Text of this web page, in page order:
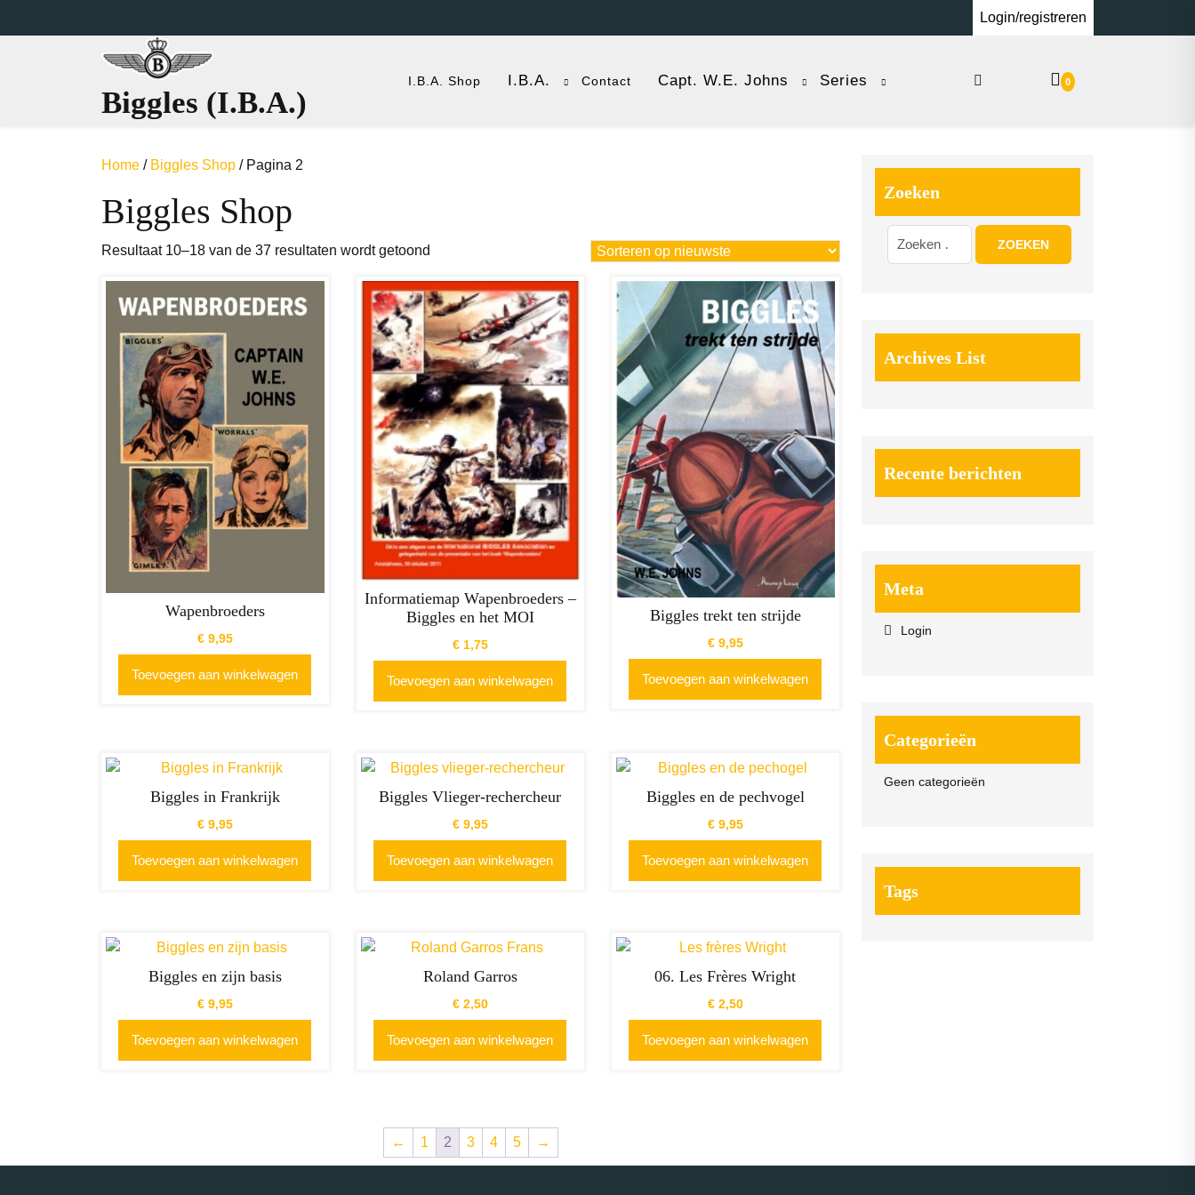
Login/registreren
Biggles (I.B.A.)
I.B.A. Shop I.B.A. Contact Capt. W.E. Johns Series 0
Home / Biggles Shop / Pagina 2
Biggles Shop
Resultaat 10–18 van de 37 resultaten wordt getoond
nieuwste
Wapenbroeders
€9,95
Toevoegen aan winkelwagen
Informatiemap Wapenbroeders –
Biggles en het MOI
€1,75
Toevoegen aan winkelwagen
Biggles trekt ten strijde
€9,95
Toevoegen aan winkelwagen
Biggles in Frankrijk
€9,95
Toevoegen aan winkelwagen
Biggles Vlieger-rechercheur
€9,95
Toevoegen aan winkelwagen
Biggles en de pechvogel
€9,95
Toevoegen aan winkelwagen
Biggles en zijn basis
€9,95
Toevoegen aan winkelwagen
Roland Garros
€2,50
Toevoegen aan winkelwagen
06. Les Frères Wright
€2,50
Toevoegen aan winkelwagen
← 1 2 3 4 5 →
Zoeken
Archives List
Recente berichten
Meta
Login
Categorieën
Geen categorieën
Tags